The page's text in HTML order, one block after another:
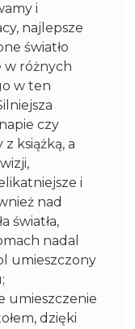
i
najlepsze
światło
w różnych
w ten
czy
książką, a
i
nad
światła,
nadal
umieszczony
umieszczenie
dzięki